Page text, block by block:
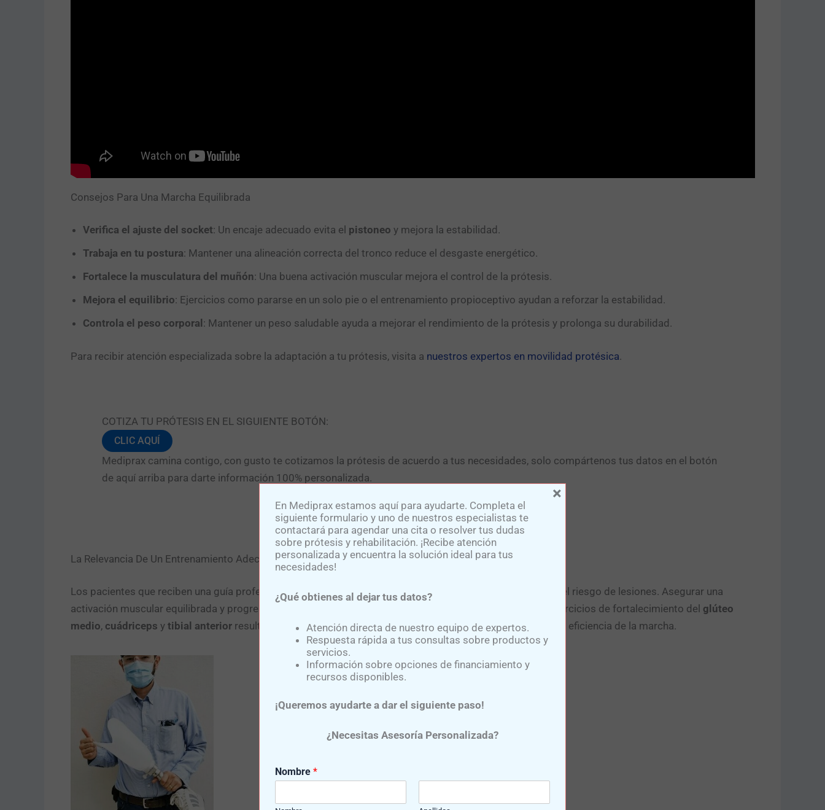
Consejos Para Una Marcha Equilibrada
Verifica el ajuste del socket: Un encaje adecuado evita el pistoneo y mejora la estabilidad.
Trabaja en tu postura: Mantener una alineación correcta del tronco reduce el desgaste energético.
Fortalece la musculatura del muñón: Una buena activación muscular mejora el control de la prótesis.
Mejora el equilibrio: Ejercicios como pararse en un solo pie o el entrenamiento propioceptivo ayudan a reforzar la estabilidad.
Controla el peso corporal : Mantener un peso saludable ayuda a mejorar el rendimiento de la prótesis y prolonga su durabilidad.
Para recibir atención especializada sobre la adaptación a tu prótesis, visita a nuestros expertos en movilidad protésica.
COTIZA TU PRÓTESIS EN EL SIGUIENTE BOTÓN:
CLIC AQUÍ
Mediprax camina contigo, con gusto te cotizamos la prótesis de acuerdo a tus necesidades, solo compártenos tus datos en el botón
de aquí arriba para darte información 100% personalizada.
La Relevancia De Un Entrenamiento Adecuado
Los pacientes que reciben una guía profesional en su rehabilitación tienen un mejor desempeño y reducen el riesgo de lesiones. Asegurar una
activación muscular equilibrada y progresiva es clave para una marcha segura y eficaz. En particular, los ejercicios de fortalecimiento del glúteo
medio, cuádriceps y tibial anteriorresultan esenciales para evitar compensaciones posturales y mejorar la eficiencia de la marcha.
En Mediprax estamos aquí para ayudarte. Completa el
siguiente formulario y uno de nuestros especialistas te
contactará para agendar una cita o resolver tus dudas
sobre prótesis y rehabilitación. ¡Recibe atención
personalizada y encuentra la solución ideal para tus
necesidades!
¿Qué obtienes al dejar tus datos?
Atención directa de nuestro equipo de expertos.
Respuesta rápida a tus consultas sobre productos y
servicios.
Información sobre opciones de financiamiento y
recursos disponibles.
¡Queremos ayudarte a dar el siguiente paso!
¿Necesitas Asesoría Personalizada?
Nombre *
×